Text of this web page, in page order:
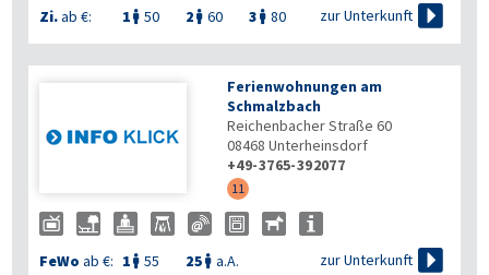
Zi.ab €: 1  50 2  60 3  80 zur Unterkunft 
Ferienwohnungen am
Schmalzbach
Reichenbacher Straße 60
08468 Unterheinsdorf
+49-3765-392077
11
FeWo ab €: 1  55 25  a.A. zur Unterkunft 